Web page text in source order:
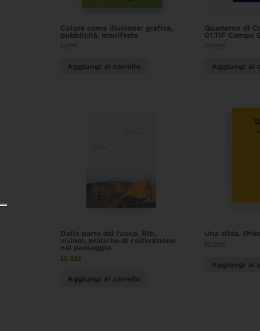
Colore come illusione: grafica,
pubblicità, manifesto
5,00€
Aggiungi al carrello
Quaderno di
01.TIF Campo
20,00€
Aggiungi al
Dalla parte del fuoco. Riti,
visioni, pratiche di coltivazione
nel paesaggio
30,00€
Aggiungi al carrello
Una sfida.
25,00€
Aggiungi al